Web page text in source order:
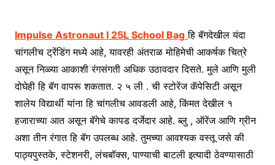
Impulse Astronaut I 25L School Bag हि बॅगदेखील यंदा
चांगलीच ट्रेंडिंग मध्ये आहे, यावरही अंतराळ मोहिमेची आकर्षक चित्रे
असून निळ्या आकाशी रंगसंगती अधिक उठावदार दिसते. मुले आणि मुली
दोघेही हि बॅग वापरू शकतात. २ ५ ली . ची स्टोरेंज कॅपेसिटी असून
शालेय विद्यार्थी यांना हि चांगलीच आवडली आहे, किंमत देखील १
हजाराच्या आत असून बॅगेचे कापड दर्जेदार आहे. ब्लु , ऑरेंज आणि ग्रीन
अशा तीन रंगात हि बॅग उपलब्ध आहे. तुमच्या आवश्यक वस्तू जसे की
पाठ्यपुस्तके, स्टेशनरी, लंचबॉक्स, पाण्याची बाटली इत्यादी ठेवण्यासाठी